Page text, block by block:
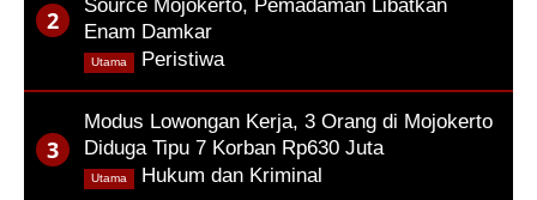
Source Mojokerto, Pemadaman Libatkan
Enam Damkar
Peristiwa,
Utama
Modus Lowongan Kerja, 3 Orang di Mojokerto
Diduga Tipu 7 Korban Rp630 Juta
Hukum dan Kriminal
Utama